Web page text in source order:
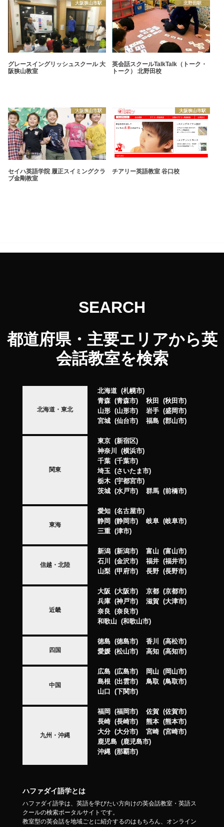
大阪狭山市駅
グレースイングリッシュスクール 大
阪狭山教室
北野田駅
英会話スクールTalkTalk（トーク・
トーク） 北野田校
大阪狭山市駅
セイハ英語学院 履正スイミングクラ
ブ金剛教室
大阪狭山市駅
チアリー英語教室 谷口校
SEARCH
都道府県・主要エリアから英
会話教室を検索
北海道・東北
北海道
札幌市
青森
青森市 秋田
秋田市
山形
山形市 岩手
盛岡市
宮城
仙台市 福島 郡山市
関東
東京
新宿区
神奈川
横浜市
千葉
千葉市
埼玉
さいたま市
栃木
宇都宮市
茨城
水戸市 群馬 前橋市
東海
愛知
名古屋市
静岡
静岡市 岐阜
岐阜市
三重
津市
信越・北陸
新潟 新潟市 富山
富山市
石川
金沢市 福井
福井市
山梨
甲府市 長野 長野市
近畿
大阪 大阪市 京都
京都市
兵庫
神戸市 滋賀
大津市
奈良
奈良市
和歌山
和歌山市
四国
徳島 徳島市 香川
高松市
愛媛
松山市 高知 高知市
中国
広島 広島市 岡山
岡山市
島根
出雲市 鳥取
鳥取市
山口
下関市
九州・沖縄
福岡 福岡市 佐賀
佐賀市
長崎
長崎市 熊本
熊本市
大分
大分市 宮崎
宮崎市
鹿児島
鹿児島市
沖縄
那覇市
ハファダイ語学とは
ハファダイ語学は、英語を学びたい方向けの英会話教室・英語ス
クールの検索ポータルサイトです。
教室型の英会話を地域ごとに紹介するのはもちろん、オンライン